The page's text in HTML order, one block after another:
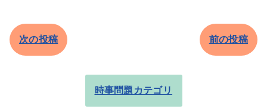
次の投稿 前の投稿
時事問題カテゴリ